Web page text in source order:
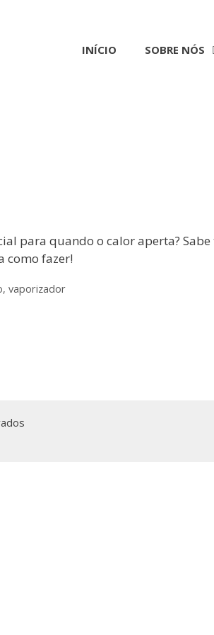
INÍCIO SOBRE NÓS
para quando o calor aperta?
como fazer!
, vaporizador